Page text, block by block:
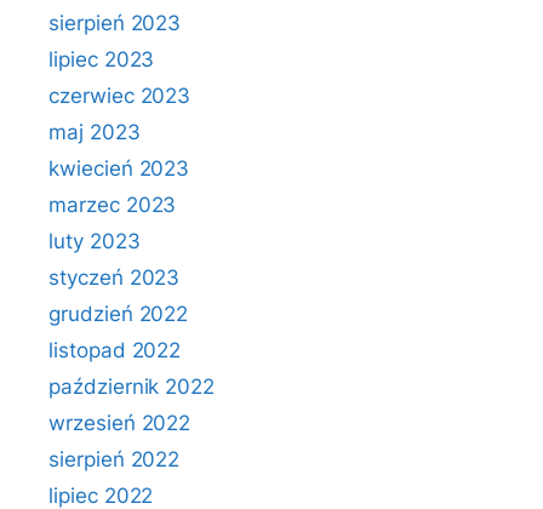
sierpień 2023
lipiec 2023
czerwiec 2023
maj 2023
kwiecień 2023
marzec 2023
luty 2023
styczeń 2023
grudzień 2022
listopad 2022
październik 2022
wrzesień 2022
sierpień 2022
lipiec 2022